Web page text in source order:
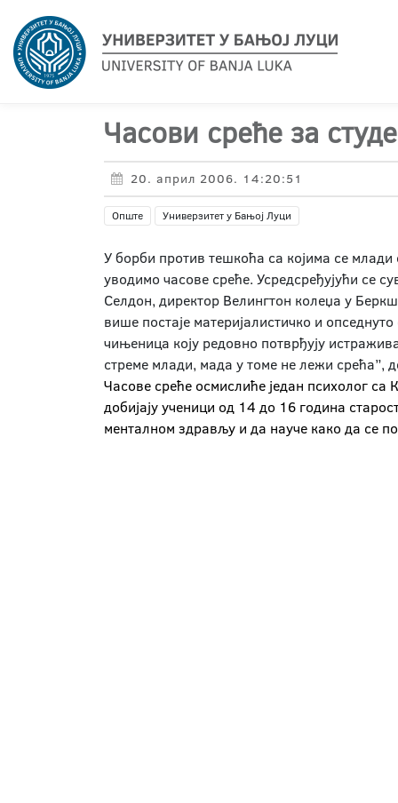
Часови среће за
20. април 2006. 14:20:51
Опште Универзитет у Бањој Луци
У борби против тешкоћа са којима се млади
уводимо часове среће. Усредсређујући се
Селдон, директор Велингтон колеџа у
више постаје материјалистичко и
чињеница коју редовно потврђују
стреме млади, мада у томе не лежи срећа”,
Часове среће осмислиће један психолог са
добијају ученици од 14 до 16 година
менталном здрављу и да науче како да се